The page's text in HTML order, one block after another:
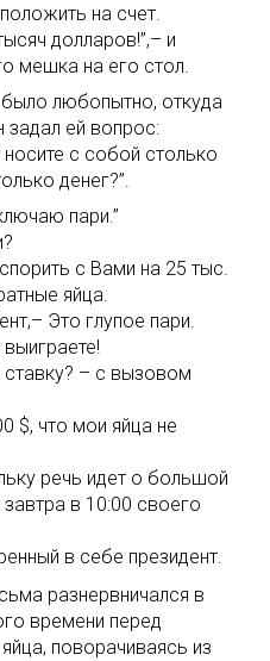
на счет.
долларов!”,– и
мешка на его стол.
было любопытно, откуда
задал ей вопрос:
с собой столько
денег?”.
пари.”
с Вами на 25 тыс.
яйца.
Это глупое пари.
– с вызовом
$, что мои яйца не
речь идет о большой
в 10:00 своего
в себе президент.
разнервничался в
времени перед
поворачиваясь из